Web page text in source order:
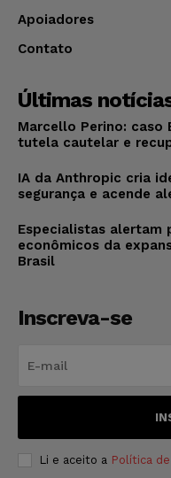
Apoiadores
Contato
Últimas
Marcello Perino:
tutela cautelar e
IA da Anthropic cria
segurança e acende
Especialistas alertam
econômicos da
Brasil
Inscreva-se
Li e aceito a Política